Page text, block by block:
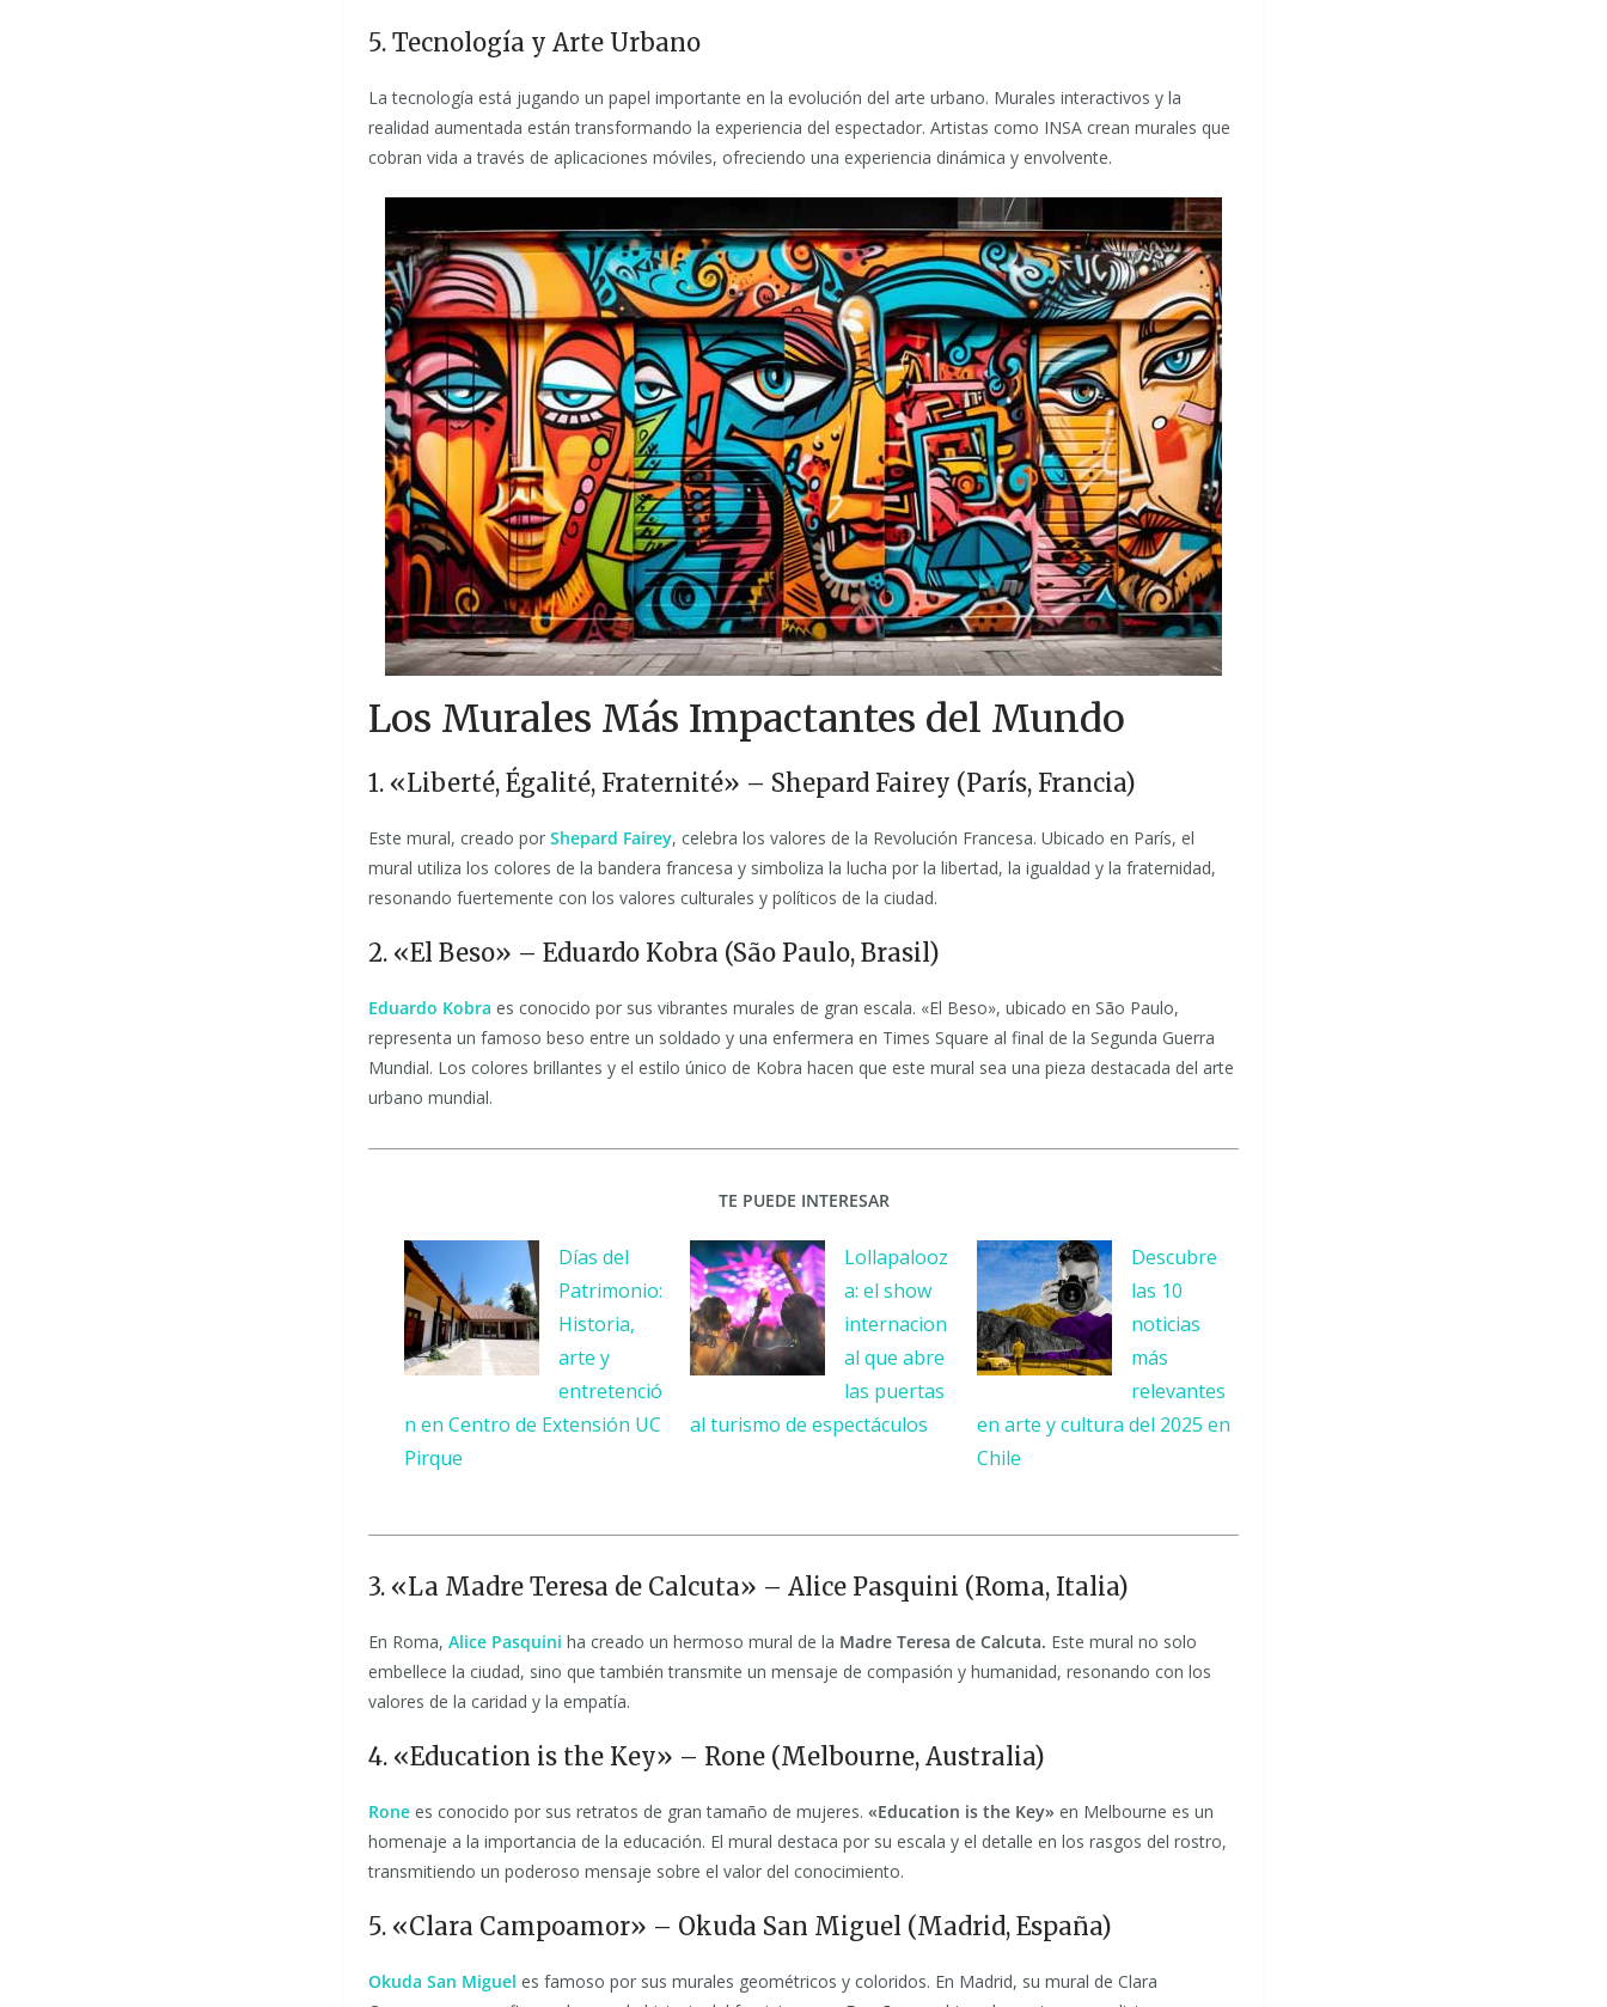
5. Tecnología y Arte Urbano
La tecnología está jugando un papel importante en la evolución del arte urbano. Murales interactivos y la
realidad aumentada están transformando la experiencia del espectador. Artistas como INSA crean murales que
cobran vida a través de aplicaciones móviles, ofreciendo una experiencia dinámica y envolvente.
Los Murales Más Impactantes del Mundo
1. «Liberté, Égalité, Fraternité» – Shepard Fairey (París, Francia)
Este mural, creado por Shepard Fairey, celebra los valores de la Revolución Francesa. Ubicado en París, el
mural utiliza los colores de la bandera francesa y simboliza la lucha por la libertad, la igualdad y la fraternidad,
resonando fuertemente con los valores culturales y políticos de la ciudad.
2. «El Beso» – Eduardo Kobra (São Paulo, Brasil)
Eduardo Kobra es conocido por sus vibrantes murales de gran escala. «El Beso», ubicado en São Paulo,
representa un famoso beso entre un soldado y una enfermera en Times Square al final de la Segunda Guerra
Mundial. Los colores brillantes y el estilo único de Kobra hacen que este mural sea una pieza destacada del arte
urbano mundial.
TE PUEDE INTERESAR
Días del
Patrimonio:
Historia,
arte y
entretenció
n en Centro de Extensión UC
Pirque
Lollapalooz
a: el show
internacion
al que abre
las puertas
al turismo de espectáculos
Descubre
las 10
noticias
más
relevantes
en arte y cultura del 2025 en
Chile
3. «La Madre Teresa de Calcuta» – Alice Pasquini (Roma, Italia)
En Roma, Alice Pasquini ha creado un hermoso mural de la Madre Teresa de Calcuta. Este mural no solo
embellece la ciudad, sino que también transmite un mensaje de compasión y humanidad, resonando con los
valores de la caridad y la empatía.
4. «Education is the Key» – Rone (Melbourne, Australia)
Rone es conocido por sus retratos de gran tamaño de mujeres. «Education is the Key» en Melbourne es un
homenaje a la importancia de la educación. El mural destaca por su escala y el detalle en los rasgos del rostro,
transmitiendo un poderoso mensaje sobre el valor del conocimiento.
5. «Clara Campoamor» – Okuda San Miguel (Madrid, España)
Okuda San Miguel es famoso por sus murales geométricos y coloridos. En Madrid, su mural de Clara